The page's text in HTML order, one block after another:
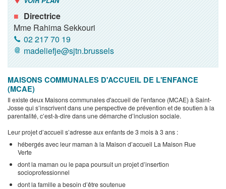
Directrice
Mme Rahima Sekkouri
02 217 70 19
madeliefje@sjtn.brussels
MAISONS COMMUNALES D'ACCUEIL DE L'ENFANCE
(MCAE)
Il existe deux Maisons communales d'accueil de l'enfance (MCAE) à Saint-
Josse qui s’inscrivent dans une perspective de prévention et de soutien à la
parentalité, c’est-à-dire dans une démarche d’inclusion sociale.
Leur projet d’accueil s’adresse aux enfants de 3 mois à 3 ans :
hébergés avec leur maman à la Maison d’accueil La Maison Rue
Verte
dont la maman ou le papa poursuit un projet d’insertion
socioprofessionnel
dont la famille a besoin d’être soutenue